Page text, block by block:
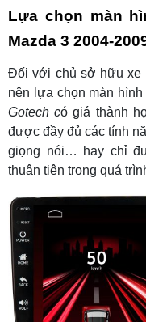
Lựa chọn màn
Mazda 3 2004-
Đối với chủ sở hữu xe
nên lựa chọn màn
Gotech có giá thành
được đầy đủ các tính
giọng nói… hay chỉ
thuận tiện trong quá